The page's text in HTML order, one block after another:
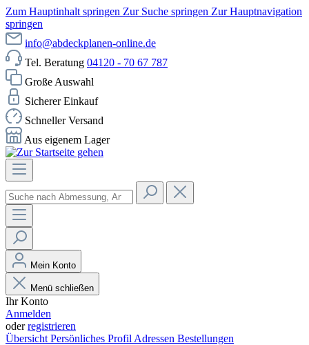
Zum Hauptinhalt springen Zur Suche springen Zur Hauptnavigation
springen
info@abdeckplanen-online.de
Tel. Beratung 04120 - 70 67 787
Große Auswahl
Sicherer Einkauf
Schneller Versand
Aus eigenem Lager
Mein Konto
Menü schließen
Ihr Konto
Anmelden
oderregistrieren
Übersicht Persönliches Profil Adressen Bestellungen